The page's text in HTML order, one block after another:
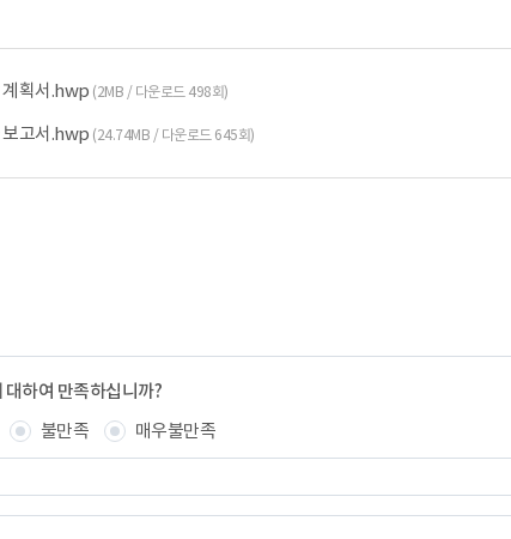
계획서.hwp (2MB / 다운로드 498회)
보고서.hwp (24.74MB / 다운로드 645회)
하여 만족하십니까?
불만족
매우불만족